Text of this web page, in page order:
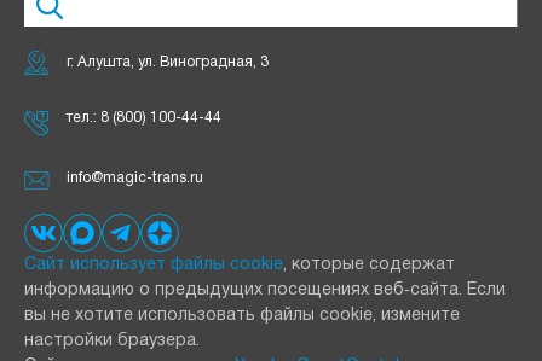
г. Алушта, ул. Виноградная, 3
тел.: 8 (800) 100-44-44
info@magic-trans.ru
Сайт использует файлы cookie, которые содержат
информацию о предыдущих посещениях веб‑сайта. Если
вы не хотите использовать файлы cookie, измените
настройки браузера.